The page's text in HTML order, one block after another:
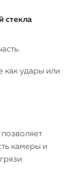
стекла
как удары или
камеры и